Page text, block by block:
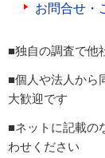
お問合せ・
■独自の調査で他
■個人や法人から
大歓迎です
■ネットに記載の
わせください